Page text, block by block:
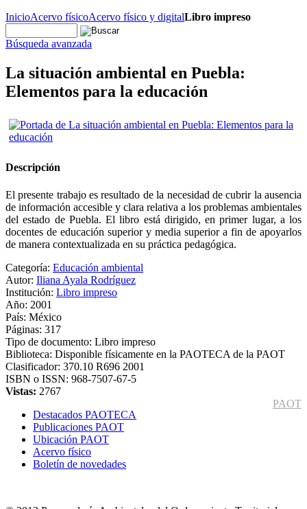
InicioAcervo físicoAcervo físico y digitalLibro impreso
Búsqueda avanzada
La situación ambiental en Puebla:
Elementos para la educación
Descripción
El presente trabajo es resultado de la necesidad de cubrir la ausencia
de información accesible y clara relativa a los problemas ambientales
del estado de Puebla. El libro está dirigido, en primer lugar, a los
docentes de educación superior y media superior a fin de apoyarlos
de manera contextualizada en su práctica pedagógica.
Categoría: Educación ambiental
Autor: Iliana Ayala Rodríguez
Institución: Libro impreso
Año: 2001
País: México
Páginas: 317
Tipo de documento: Libro impreso
Biblioteca: Disponible físicamente en la PAOTECA de la PAOT
Clasificador: 370.10 R696 2001
ISBN o ISSN: 968-7507-67-5
Vistas: 2767
PAOT
Destacados PAOTECA
Publicaciones PAOT
Ubicación PAOT
Acervo físico
Boletín de novedades